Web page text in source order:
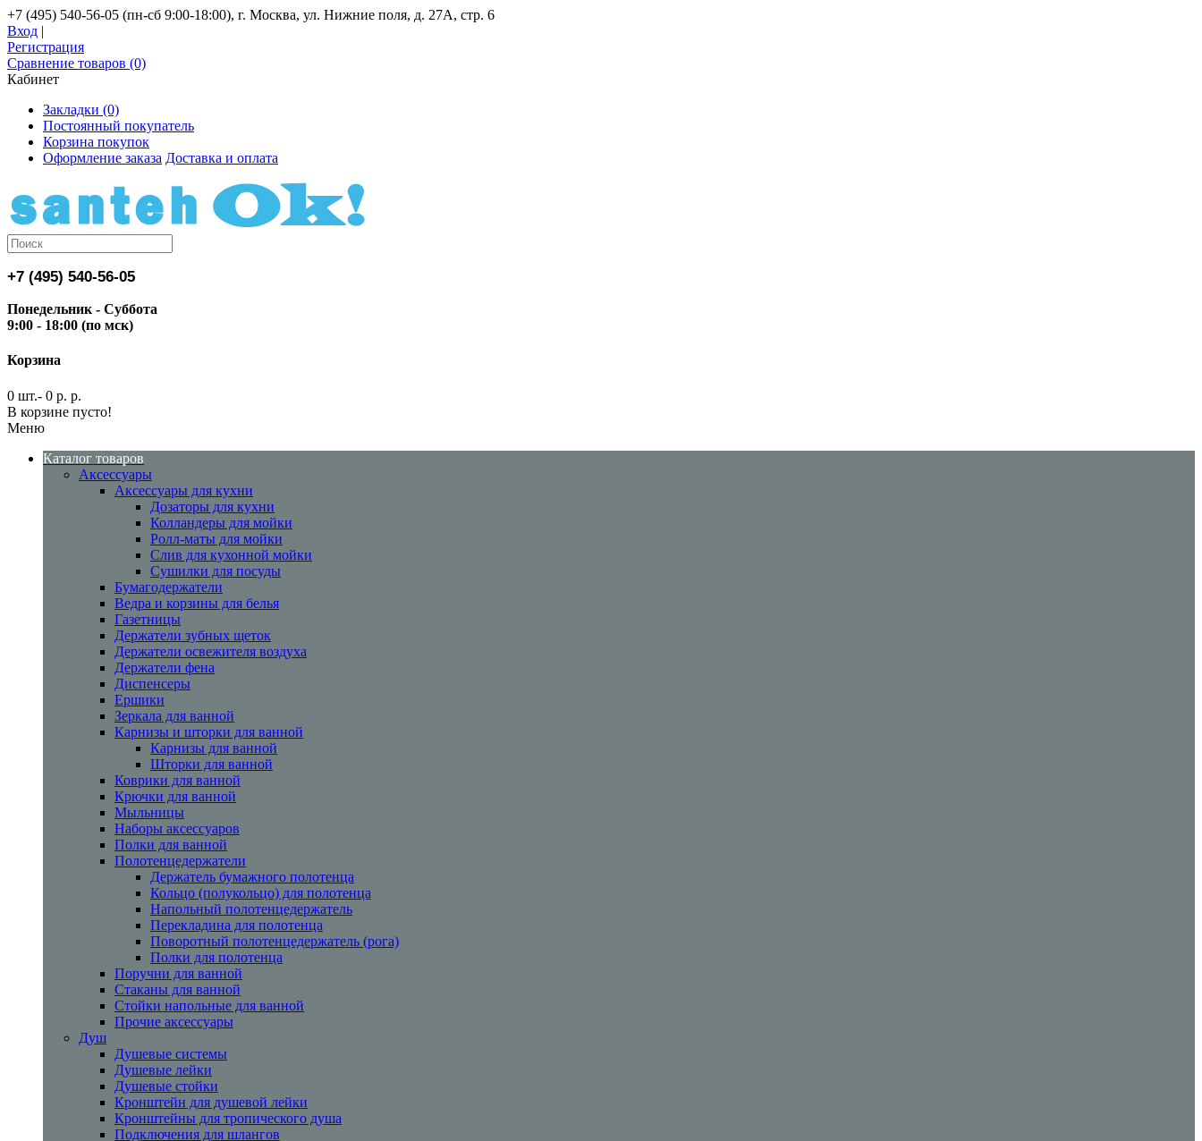
+7 (495) 540-56-05 (пн-сб 9:00-18:00), г. Москва, ул. Нижние поля, д. 27А, стр. 6
Вход |
Регистрация
Сравнение товаров (0)
Кабинет
Закладки (0)
Постоянный покупатель
Корзина покупок
Оформление заказа Доставка и оплата
+7 (495) 540-56-05
Понедельник - Суббота
9:00 - 18:00 (по мск)
Корзина
0 шт.- 0 р. р.
В корзине пусто!
Меню
Каталог товаров
Аксессуары
Аксессуары для кухни
Дозаторы для кухни
Колландеры для мойки
Ролл-маты для мойки
Слив для кухонной мойки
Сушилки для посуды
Бумагодержатели
Ведра и корзины для белья
Газетницы
Держатели зубных щеток
Держатели освежителя воздуха
Держатели фена
Диспенсеры
Ершики
Зеркала для ванной
Карнизы и шторки для ванной
Карнизы для ванной
Шторки для ванной
Коврики для ванной
Крючки для ванной
Мыльницы
Наборы аксессуаров
Полки для ванной
Полотенцедержатели
Держатель бумажного полотенца
Кольцо (полукольцо) для полотенца
Напольный полотенцедержатель
Перекладина для полотенца
Поворотный полотенцедержатель (рога)
Полки для полотенца
Поручни для ванной
Стаканы для ванной
Стойки напольные для ванной
Прочие аксессуары
Душ
Душевые системы
Душевые лейки
Душевые стойки
Кронштейн для душевой лейки
Кронштейны для тропического душа
Подключения для шлангов